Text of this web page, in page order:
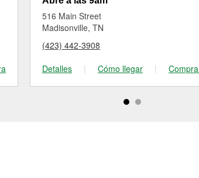
516 Main Street
Madisonville, TN
(423) 442-3908
Detalles
| Cómo llegar |